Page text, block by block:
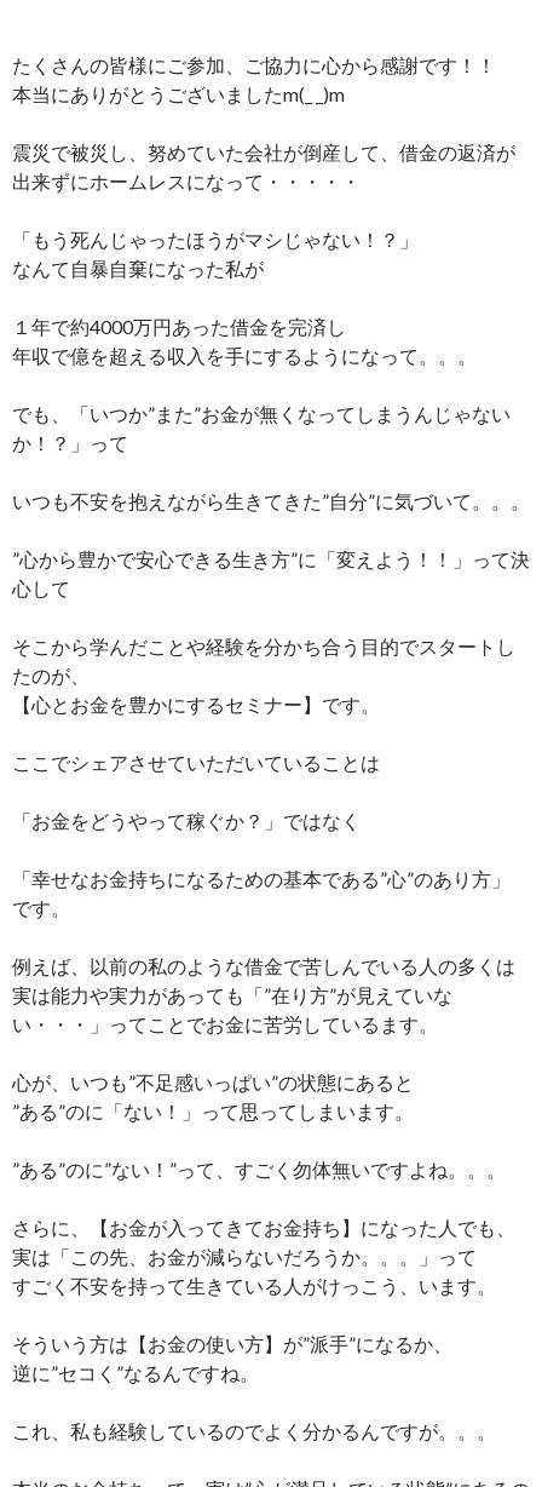
たくさんの皆様にご参加、ご協力に心から感謝です！！
本当にありがとうございましたm(_ _)m
震災で被災し、努めていた会社が倒産して、借金の返済が
出来ずにホームレスになって・・・・・
「もう死んじゃったほうがマシじゃない！？」
なんて自暴自棄になった私が
１年で約4000万円あった借金を完済し
年収で億を超える収入を手にするようになって。。。
でも、「いつか”また”お金が無くなってしまうんじゃない
か！？」って
いつも不安を抱えながら生きてきた”自分”に気づいて。。。
”心から豊かで安心できる生き方”に「変えよう！！」って決
心して
そこから学んだことや経験を分かち合う目的でスタートし
たのが、
【心とお金を豊かにするセミナー】です。
ここでシェアさせていただいていることは
「お金をどうやって稼ぐか？」ではなく
「幸せなお金持ちになるための基本である”心”のあり方」
です。
例えば、以前の私のような借金で苦しんでいる人の多くは
実は能力や実力があっても「”在り方”が見えていな
い・・・」ってことでお金に苦労しているます。
心が、いつも”不足感いっぱい”の状態にあると
”ある”のに「ない！」って思ってしまいます。
”ある”のに”ない！”って、すごく勿体無いですよね。。。
さらに、【お金が入ってきてお金持ち】になった人でも、
実は「この先、お金が減らないだろうか。。。」って
すごく不安を持って生きている人がけっこう、います。
そういう方は【お金の使い方】が”派手”になるか、
逆に”セコく”なるんですね。
これ、私も経験しているのでよく分かるんですが。。。